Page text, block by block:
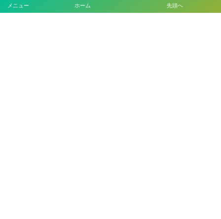
メニュー ホーム 先頭へ
速報！2026年度 第57回九州中学校サッカー競技大会（大分県開催） 1回